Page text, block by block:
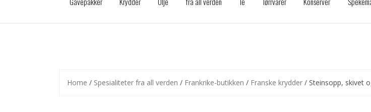
Home / Spesialiteter fra all verden / Frankrike-butikken / Franske krydder / Steinsopp, skivet